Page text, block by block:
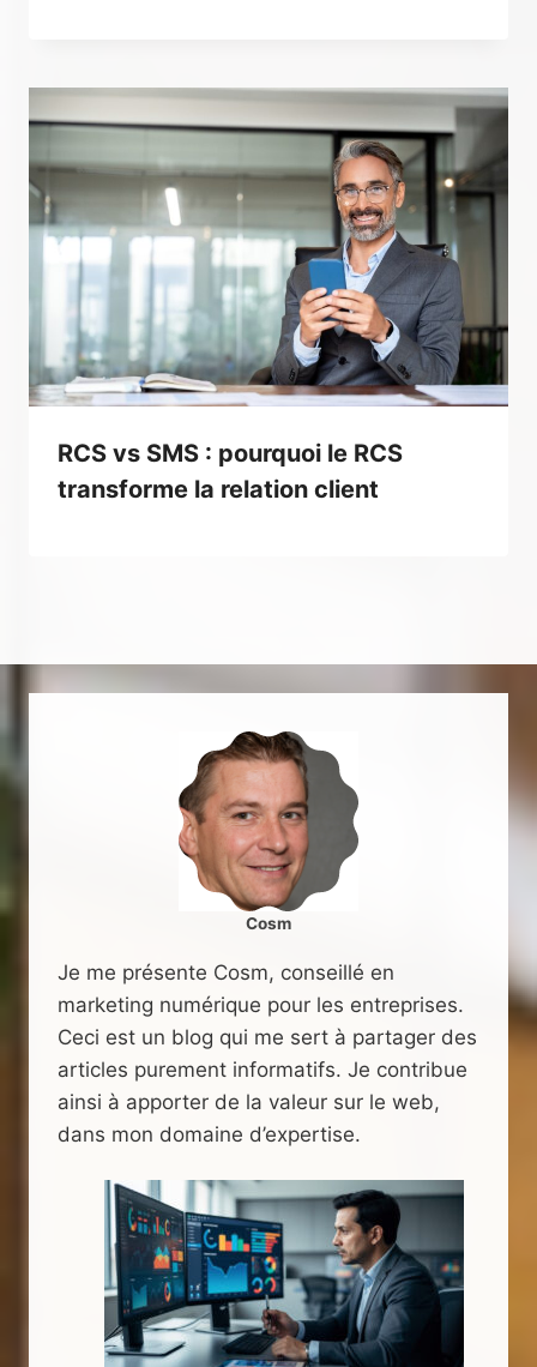
RCS vs SMS : pourquoi le RCS
transforme la relation client
Cosm
Je me présente Cosm, conseillé en
marketing numérique pour les entreprises.
Ceci est un blog qui me sert à partager des
articles purement informatifs. Je contribue
ainsi à apporter de la valeur sur le web,
dans mon domaine d’expertise.